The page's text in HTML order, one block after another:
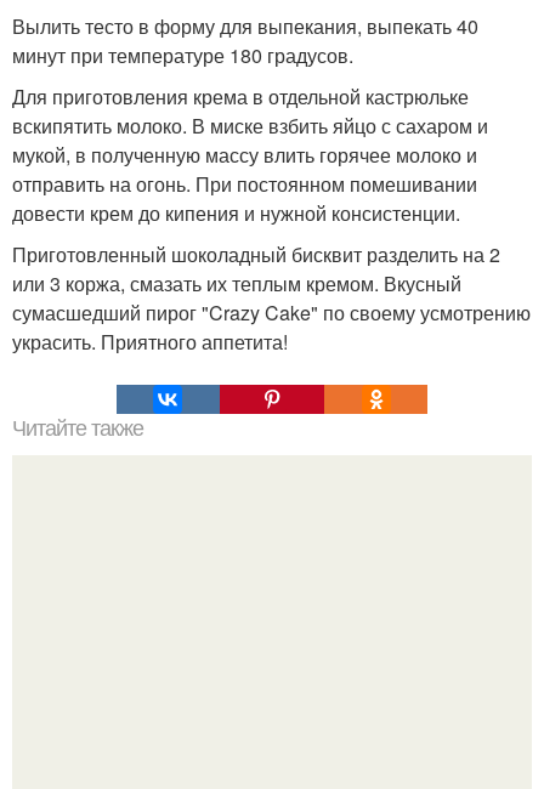
Вылить тесто в форму для выпекания, выпекать 40
минут при температуре 180 градусов.
Для приготовления крема в отдельной кастрюльке
вскипятить молоко. В миске взбить яйцо с сахаром и
мукой, в полученную массу влить горячее молоко и
отправить на огонь. При постоянном помешивании
довести крем до кипения и нужной консистенции.
Приготовленный шоколадный бисквит разделить на 2
или 3 коржа, смазать их теплым кремом. Вкусный
сумасшедший пирог "Crazy Cake" по своему усмотрению
украсить. Приятного аппетита!
Читайте также